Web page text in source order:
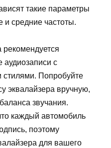
такие параметры
и средние частоты.
рекомендуется
аудиозаписи с
Попробуйте
эквалайзера вручную,
звучания.
каждый автомобиль
поэтому
для вашего